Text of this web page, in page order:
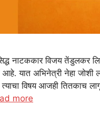
नाटककार विजय तेंडुलकर
आहे. यात अभिनेत्री नेहा जोशी
त्याचा विषय आजही तितकाच
more